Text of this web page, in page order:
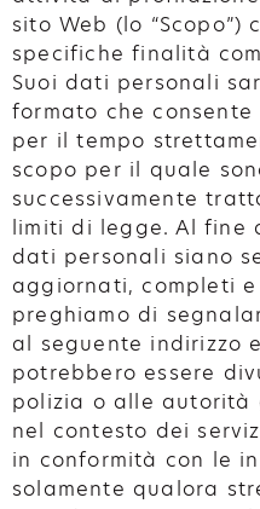
sito Web (lo
specifiche finalità
Suoi dati personali
formato che
per il tempo
scopo per il quale
successivamente
limiti di legge. Al fine
dati personali siano
aggiornati, completi
preghiamo di
al seguente indirizzo
potrebbero essere
polizia o alle autorità
nel contesto dei
in conformità con le
solamente qualora